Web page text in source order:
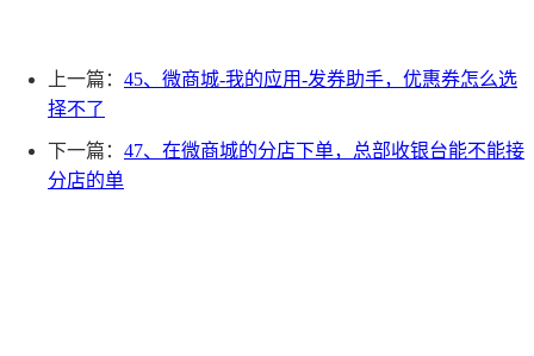
上一篇： 45、微商城-我的应用-发券助手，优惠券怎么选
择不了
下一篇： 47、在微商城的分店下单，总部收银台能不能接
分店的单